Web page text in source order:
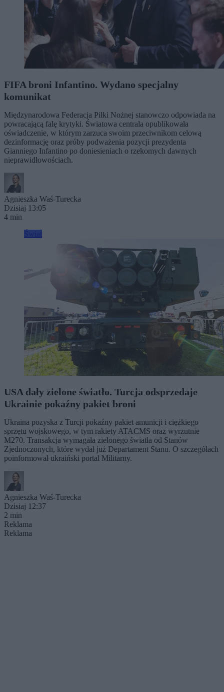
FIFA broni Infantino. Wydano specjalny
komunikat
Międzynarodowa Federacja Piłki Nożnej stanowczo odpowiada na
powracającą falę krytyki. Światowa centrala opublikowała
oświadczenie, w którym zarzuca swoim przeciwnikom celową
dezinformację oraz próby podważenia pozycji prezydenta
Gianniego Infantino po doniesieniach o rzekomych dawnych
nieprawidłowościach.
Agnieszka Waś-Turecka
Dzisiaj 13:05
4 min
USA dały zielone światło. Turcja odsprzedaje
Ukrainie pokaźny pakiet broni
Ukraina pozyska z Turcji pokaźny pakiet amunicji i ciężkiego
sprzętu wojskowego, w tym rakiety ATACMS oraz wyrzutnie
M270. Transakcja wymagała zielonego światła od Stanów
Zjednoczonych, które wydał już Departament Stanu. O szczegółach
poinformował ukraiński portal Militarny.
Agnieszka Waś-Turecka
Dzisiaj 12:37
2 min
Reklama
Reklama